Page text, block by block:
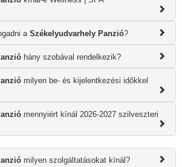
a Székelyudvarhely Panzió?
hány szobával rendelkezik?
milyen be- és kijelentkezési időkkel
mennyiért kínál 2026-2027 szilveszteri
milyen szolgáltatásokat kínál?